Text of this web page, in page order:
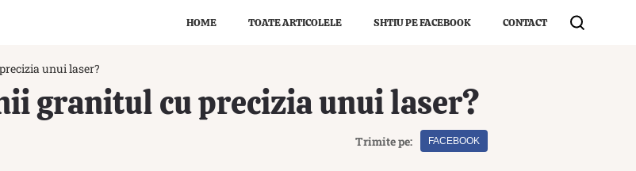
HOME TOATE ARTICOLELE SHTIU PE FACEBOOK CONTACT
unui laser?
granitul cu precizia unui laser?
Trimite pe: FACEBOOK